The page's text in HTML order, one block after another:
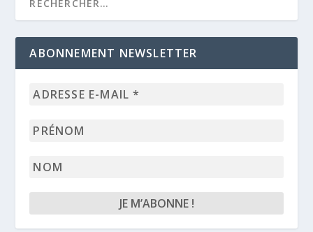
ABONNEMENT NEWSLETTER
Adresse
*
Prénom
Nom